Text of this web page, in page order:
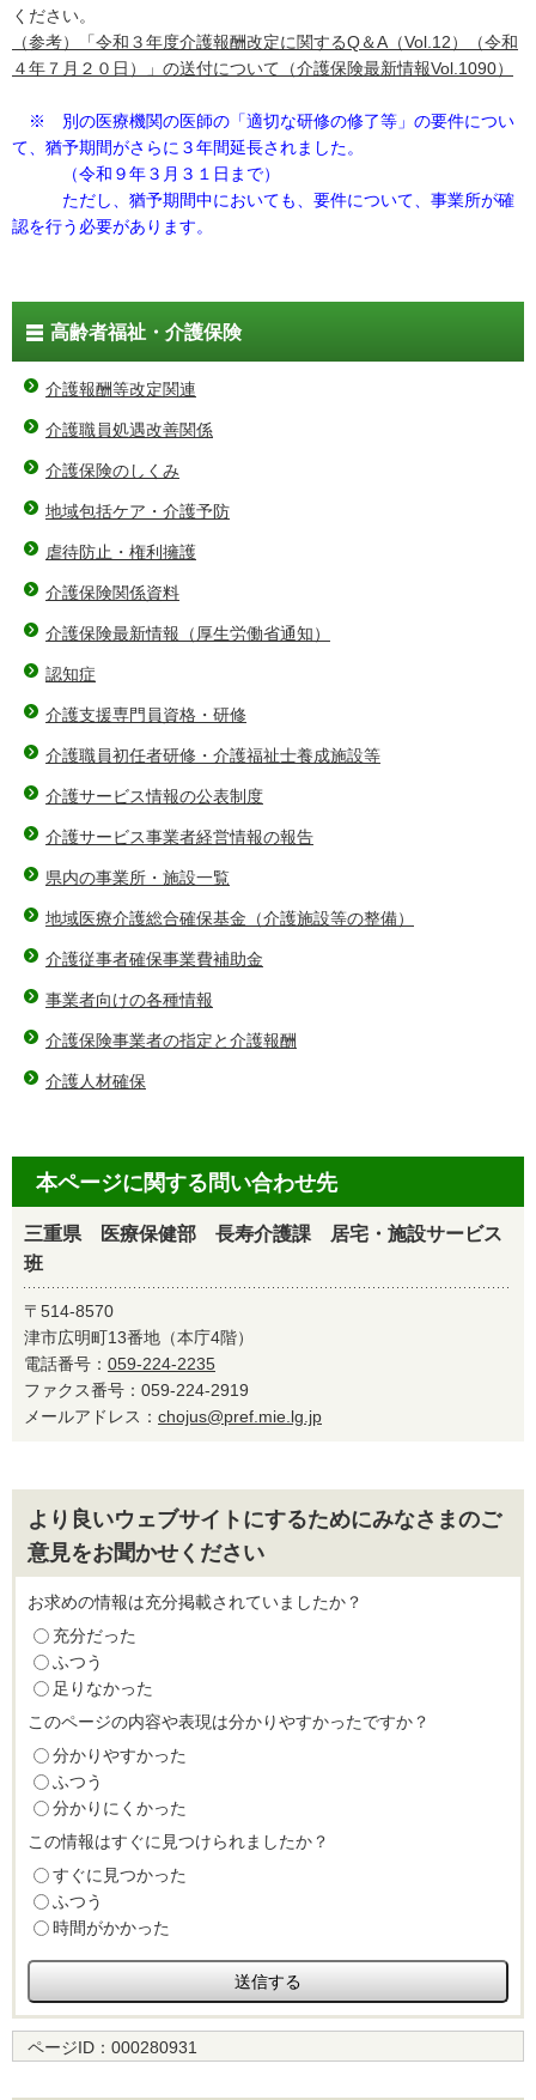
ください。
（参考）「令和３年度介護報酬改定に関するQ＆A（Vol.12）（令和
４年７月２０日）」の送付について（介護保険最新情報Vol.1090）
※ 別の医療機関の医師の「適切な研修の修了等」の要件につい
て、猶予期間がさらに３年間延長されました。
（令和９年３月３１日まで）
ただし、猶予期間中においても、要件について、事業所が確
認を行う必要があります。
高齢者福祉・介護保険
介護報酬等改定関連
介護職員処遇改善関係
介護保険のしくみ
地域包括ケア・介護予防
虐待防止・権利擁護
介護保険関係資料
介護保険最新情報（厚生労働省通知）
認知症
介護支援専門員資格・研修
介護職員初任者研修・介護福祉士養成施設等
介護サービス情報の公表制度
介護サービス事業者経営情報の報告
県内の事業所・施設一覧
地域医療介護総合確保基金（介護施設等の整備）
介護従事者確保事業費補助金
事業者向けの各種情報
介護保険事業者の指定と介護報酬
介護人材確保
本ページに関する問い合わせ先
三重県 医療保健部 長寿介護課 居宅・施設サービス
班
〒514-8570
津市広明町13番地（本庁4階）
電話番号： 059-224-2235
ファクス番号：059-224-2919
メールアドレス： chojus@pref.mie.lg.jp
より良いウェブサイトにするためにみなさまのご
意見をお聞かせください
お求めの情報は充分掲載されていましたか？
充分だった
ふつう
足りなかった
このページの内容や表現は分かりやすかったですか？
分かりやすかった
ふつう
分かりにくかった
この情報はすぐに見つけられましたか？
すぐに見つかった
ふつう
時間がかかった
ページID： 000280931